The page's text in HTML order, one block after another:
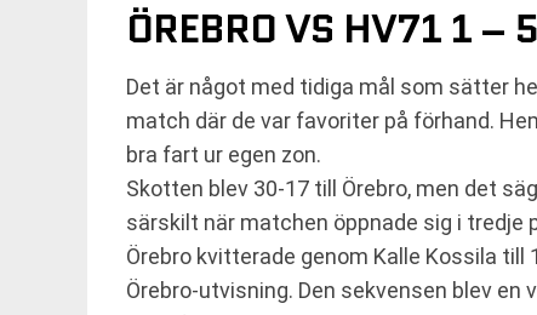
ÖREBRO VS HV71 1 – 5
Det är något med tidiga mål som sätter
match där de var favoriter på förhand.
bra fart ur egen zon.
Skotten blev 30-17 till Örebro, men det
särskilt när matchen öppnade sig i tredje
Örebro kvitterade genom Kalle Kossila
Örebro-utvisning. Den sekvensen blev